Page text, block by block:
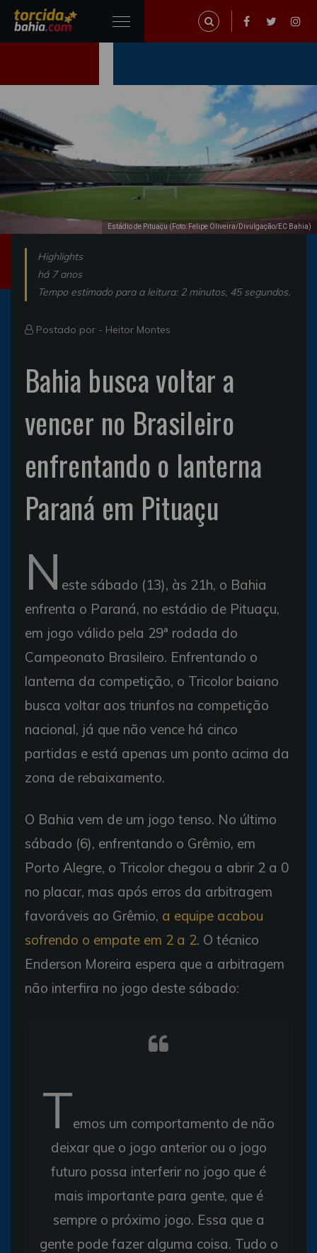
Estádio de Pituaçu (Foto: Felipe Oliveira/Divulgação/EC Bahia)
Highlights
há 7 anos
Tempo estimado para a leitura: 2 minutos, 45 segundos.
Postado por - Heitor Montes
Bahia busca voltar a
vencer no Brasileiro
enfrentando o lanterna
Paraná em Pituaçu
N este sábado (13), às 21h, o Bahia
enfrenta o Paraná, no estádio de Pituaçu,
em jogo válido pela 29ª rodada do
Campeonato Brasileiro. Enfrentando o
lanterna da competição, o Tricolor baiano
busca voltar aos triunfos na competição
nacional, já que não vence há cinco
partidas e está apenas um ponto acima da
zona de rebaixamento.
O Bahia vem de um jogo tenso. No último
sábado (6), enfrentando o Grêmio, em
Porto Alegre, o Tricolor chegou a abrir 2 a 0
no placar, mas após erros da arbitragem
favoráveis ao Grêmio, a equipe acabou
sofrendo o empate em 2 a 2. O técnico
Enderson Moreira espera que a arbitragem
não interfira no jogo deste sábado:
Temos um comportamento de não
deixar que o jogo anterior ou o jogo
futuro possa interferir no jogo que é
mais importante para gente, que é
sempre o próximo jogo. Essa que a
gente pode fazer alguma coisa. Tudo o